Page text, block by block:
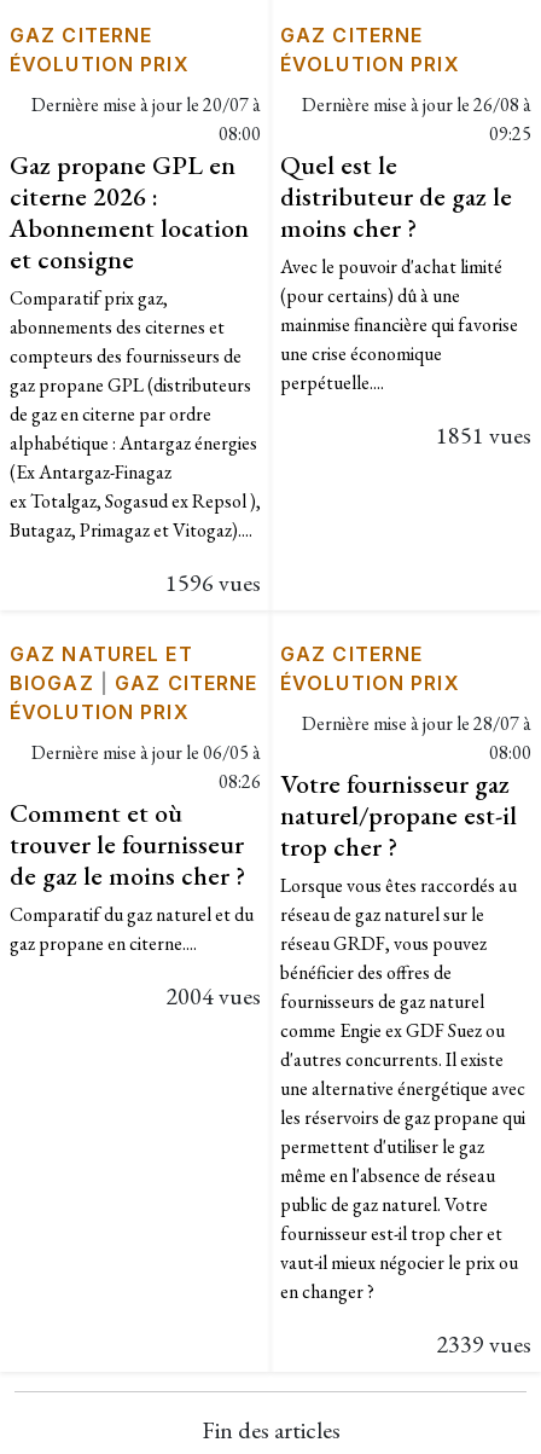
GAZ CITERNE
ÉVOLUTION PRIX
Dernière mise à jour le20/07 à
08:00
Gaz propane GPL en
citerne 2026 :
Abonnement location
et consigne
Comparatif prix gaz,
abonnements des citernes et
compteurs des fournisseurs de
gaz propane GPL (distributeurs
de gaz en citerne par ordre
alphabétique : Antargaz énergies
(Ex Antargaz-Finagaz
ex Totalgaz, Sogasud ex Repsol ),
Butagaz, Primagaz et Vitogaz)....
1596 vues
GAZ CITERNE
ÉVOLUTION PRIX
Dernière mise à jour le26/08 à
09:25
Quel est le
distributeur de gaz le
moins cher ?
Avec le pouvoir d'achat limité
(pour certains) dû à une
mainmise financière qui favorise
une crise économique
perpétuelle....
1851 vues
GAZ NATUREL ET
BIOGAZ
GAZ CITERNE
ÉVOLUTION PRIX
Dernière mise à jour le06/05 à
08:26
Comment et où
trouver le fournisseur
de gaz le moins cher ?
Comparatif du gaz naturel et du
gaz propane en citerne....
2004 vues
GAZ CITERNE
ÉVOLUTION PRIX
Dernière mise à jour le28/07 à
08:00
Votre fournisseur gaz
naturel/propane est-il
trop cher ?
Lorsque vous êtes raccordés au
réseau de gaz naturel sur le
réseau GRDF, vous pouvez
bénéficier des offres de
fournisseurs de gaz naturel
comme Engie ex GDF Suez ou
d'autres concurrents. Il existe
une alternative énergétique avec
les réservoirs de gaz propane qui
permettent d'utiliser le gaz
même en l'absence de réseau
public de gaz naturel. Votre
fournisseur est-il trop cher et
vaut-il mieux négocier le prix ou
en changer ?
2339 vues
Fin des articles